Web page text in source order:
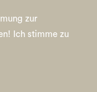
zur
Ich stimme zu